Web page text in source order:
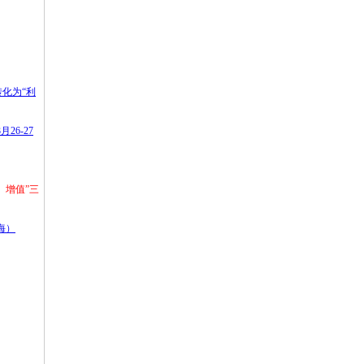
为“利
26-27
增值”三